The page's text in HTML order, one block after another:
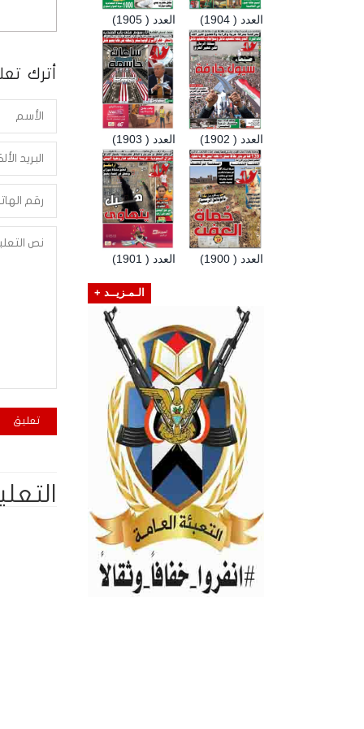
أترك
العدد ( 1905) العدد ( 1904)
العدد ( 1903) العدد ( 1902)
العدد ( 1901) العدد ( 1900)
الـمـزيــد +